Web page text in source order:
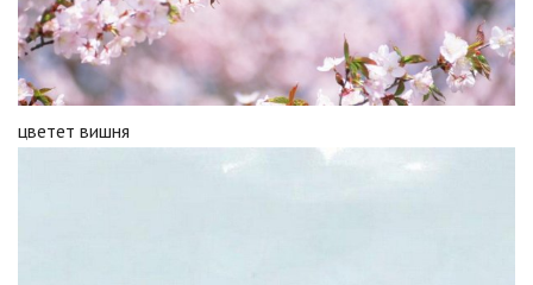
цветет вишня